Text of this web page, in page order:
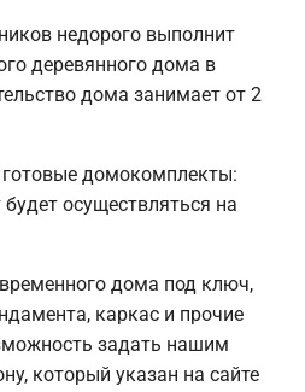
недорого выполнит
деревянного дома в
дома занимает от 2
домокомплекты:
осуществляться на
дома под ключ,
каркас и прочие
задать нашим
который указан на сайте